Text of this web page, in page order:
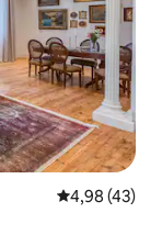
4,98 af 5 í
4,98 (43)